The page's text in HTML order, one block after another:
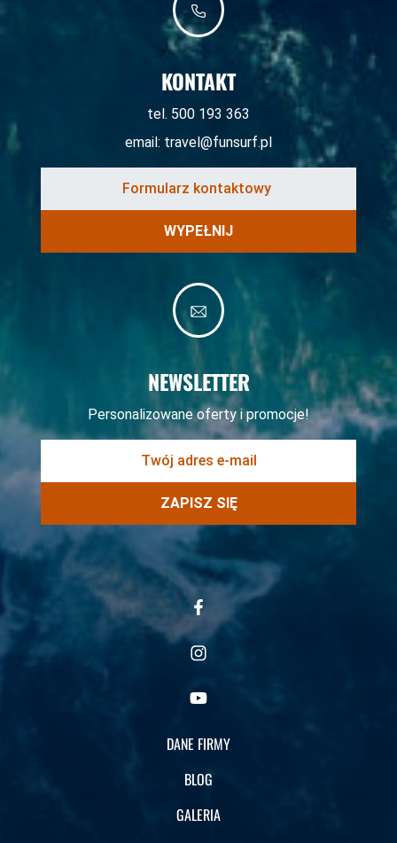
KONTAKT
tel. 500 193 363
email: travel@funsurf.pl
WYPEŁNIJ
NEWSLETTER
Personalizowane oferty i promocje!
ZAPISZ SIĘ
DANE FIRMY
BLOG
GALERIA